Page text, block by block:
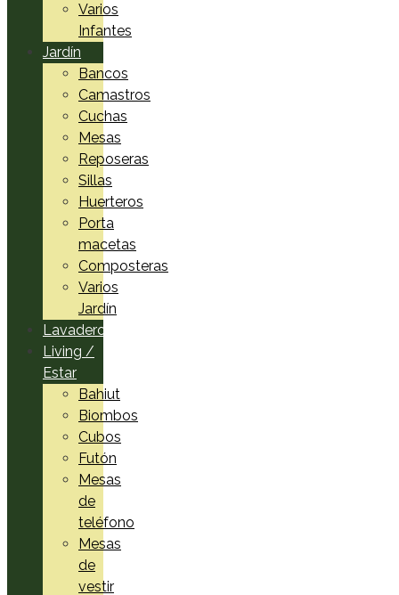
Varios
Infantes
Jardín
Bancos
Camastros
Cuchas
Mesas
Reposeras
Sillas
Huerteros
Porta
macetas
Composteras
Varios
Jardín
Lavadero
Living /
Estar
Bahiut
Biombos
Cubos
Futón
Mesas
de
teléfono
Mesas
de
vestir